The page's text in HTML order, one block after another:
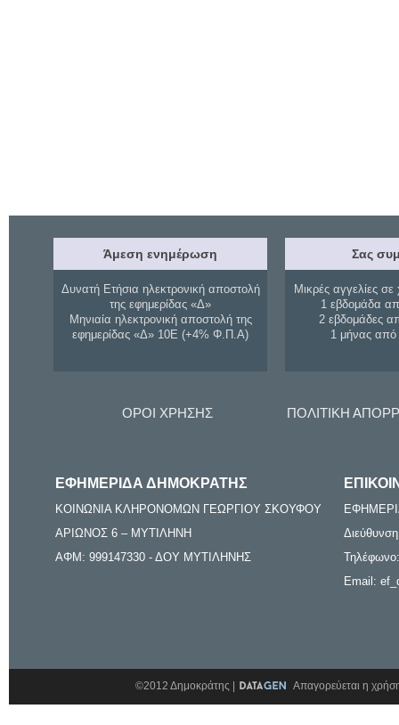
Άμεση ενημέρωση
Δυνατή Ετήσια ηλεκτρονική αποστολή
της εφημερίδας «Δ»
Μηνιαία ηλεκτρονική αποστολή της
εφημερίδας «Δ» 10Ε (+4% Φ.Π.Α)
Σας
Μικρές αγγελίες σε
1 εβδομάδα
2 εβδομάδες
1 μήνας
ΟΡΟΙ ΧΡΗΣΗΣ ΠΟΛΙΤΙΚΗ
ΕΦΗΜΕΡΙΔΑ ΔΗΜΟΚΡΑΤΗΣ
ΚΟΙΝΩΝΙΑ ΚΛΗΡΟΝΟΜΩΝ ΓΕΩΡΓΙΟΥ ΣΚΟΥΦΟΥ
ΑΡΙΩΝΟΣ 6 – ΜΥΤΙΛΗΝΗ
ΑΦΜ: 999147330 - ΔΟΥ ΜΥΤΙΛΗΝΗΣ
Email:
©2012 Δημοκράτης | Απαγορεύεται η